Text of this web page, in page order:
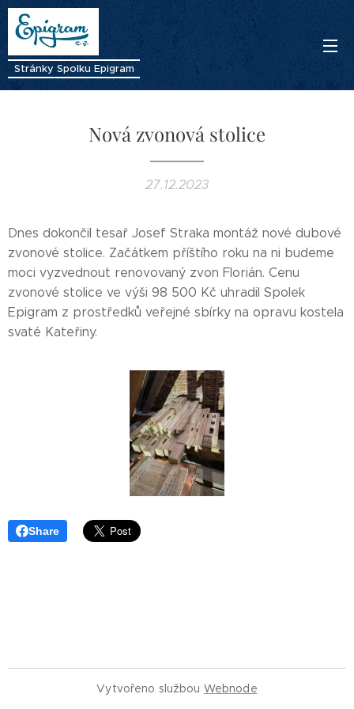
Stránky Spolku Epigram
Nová zvonová stolice
27.12.2023
Dnes dokončil tesař Josef Straka montáž nové dubové
zvonové stolice. Začátkem příštího roku na ni budeme
moci vyzvednout renovovaný zvon Florián. Cenu
zvonové stolice ve výši 98 500 Kč uhradil Spolek
Epigram z prostředků veřejné sbírky na opravu kostela
svaté Kateřiny.
Share
Vytvořeno službou Webnode